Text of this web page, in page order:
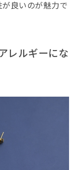
良いのが魅力で
レルギーにな